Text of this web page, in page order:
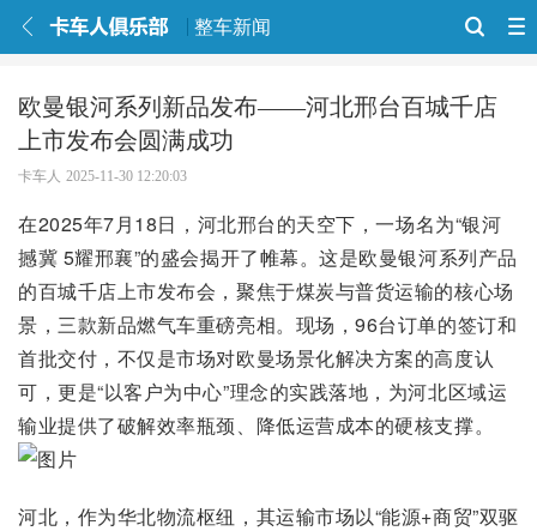
整车新闻
欧曼银河系列新品发布——河北邢台百城千店
上市发布会圆满成功
卡车人 2025-11-30 12:20:03
在2025年7月18日，河北邢台的天空下，一场名为“银河
撼冀 5耀邢襄”的盛会揭开了帷幕。这是欧曼银河系列产品
的百城千店上市发布会，聚焦于煤炭与普货运输的核心场
景，三款新品燃气车重磅亮相。现场，96台订单的签订和
首批交付，不仅是市场对欧曼场景化解决方案的高度认
可，更是“以客户为中心”理念的实践落地，为河北区域运
输业提供了破解效率瓶颈、降低运营成本的硬核支撑。
河北，作为华北物流枢纽，其运输市场以“能源+商贸”双驱